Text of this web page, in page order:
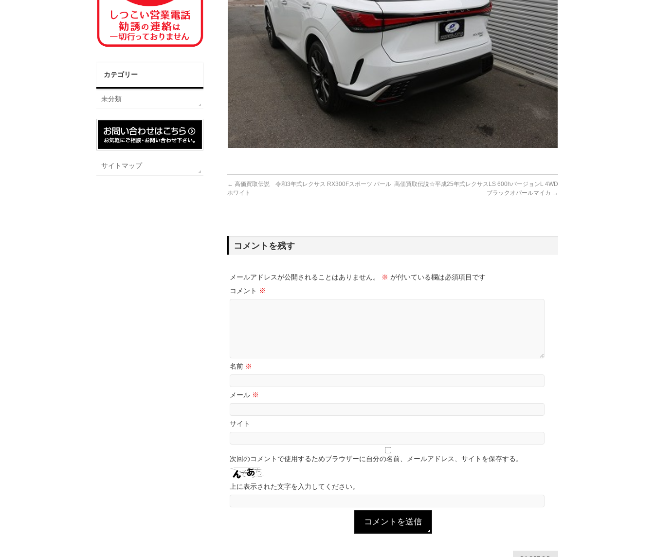
← 高価買取伝説 令和3年式レクサス RX300Fスポーツ パール
ホワイト
高価買取伝説☆平成25年式レクサスLS 600hバージョンL 4WD
ブラックオパールマイカ →
コメントを残す
メールアドレスが公開されることはありません。 ※ が付いている欄は必須項目です
コメント ※
名前 ※
メール ※
サイト
次回のコメントで使用するためブラウザーに自分の名前、メールアドレス、サイトを保存する。
上に表示された文字を入力してください。
カテゴリー
未分類
サイトマップ